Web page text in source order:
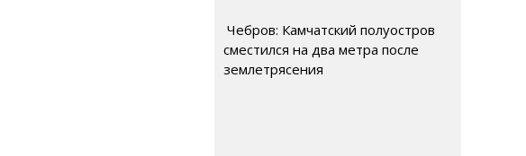
Чебров: Камчатский полуостров
сместился на два метра после
землетрясения